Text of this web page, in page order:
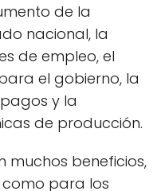
de la
nacional, la
de empleo, el
el gobierno, la
y la
de producción.
muchos beneficios,
para los